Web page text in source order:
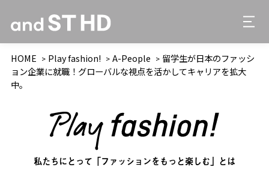
HOME Play fashion! A-People
留学生が日本のファッシ
ョン企業に就職！グローバルな視点を活かしてキャリアを拡大
中。
私たちにとって「ファッションをもっと楽しむ」とは